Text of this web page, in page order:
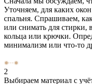
Уточняем, для каких
спальня. Спрашиваем,
или снимать для стирки,
кольца или крючки.
минимализм или что-то
2
Выбираем материал с